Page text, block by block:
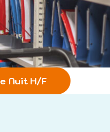
Nuit H/F